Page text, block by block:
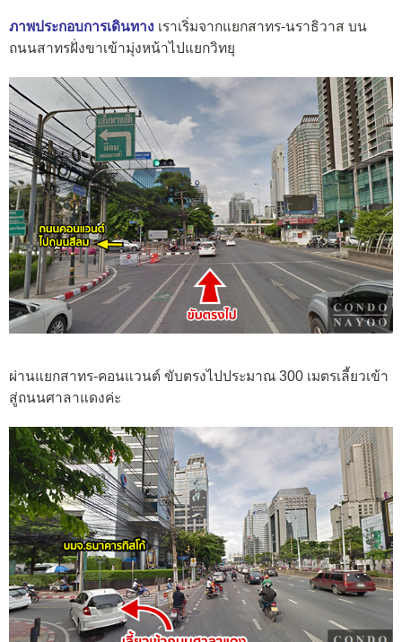
ภาพประกอบการเดินทาง เราเริ่มจากแยกสาทร-นราธิวาส บน
ถนนสาทรฝั่งขาเข้ามุ่งหน้าไปแยกวิทยุ
ผ่านแยกสาทร-คอนแวนต์ ขับตรงไปประมาณ 300 เมตรเลี้ยวเข้า
สู่ถนนศาลาแดงค่ะ